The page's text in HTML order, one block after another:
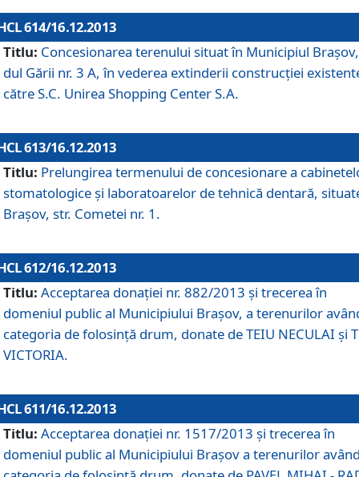
614/16.12.2013
Titlu: Concesionarea terenului situat în Municipiul
dul Gării nr. 3 A, în vederea extinderii construcţiei
către S.C. Unirea Shopping Center S.A.
613/16.12.2013
Titlu: Prelungirea termenului de concesionare a
stomatologice şi laboratoarelor de tehnică dentară,
Braşov, str. Cometei nr. 1.
612/16.12.2013
Titlu: Acceptarea donaţiei nr. 882/2013 şi trecerea în
domeniul public al Municipiului Braşov, a terenurilor
categoria de folosinţă drum, donate de TEIU NECULAI şi
VICTORIA.
611/16.12.2013
Titlu: Acceptarea donaţiei nr. 1517/2013 şi trecerea în
domeniul public al Municipiului Braşov a terenurilor